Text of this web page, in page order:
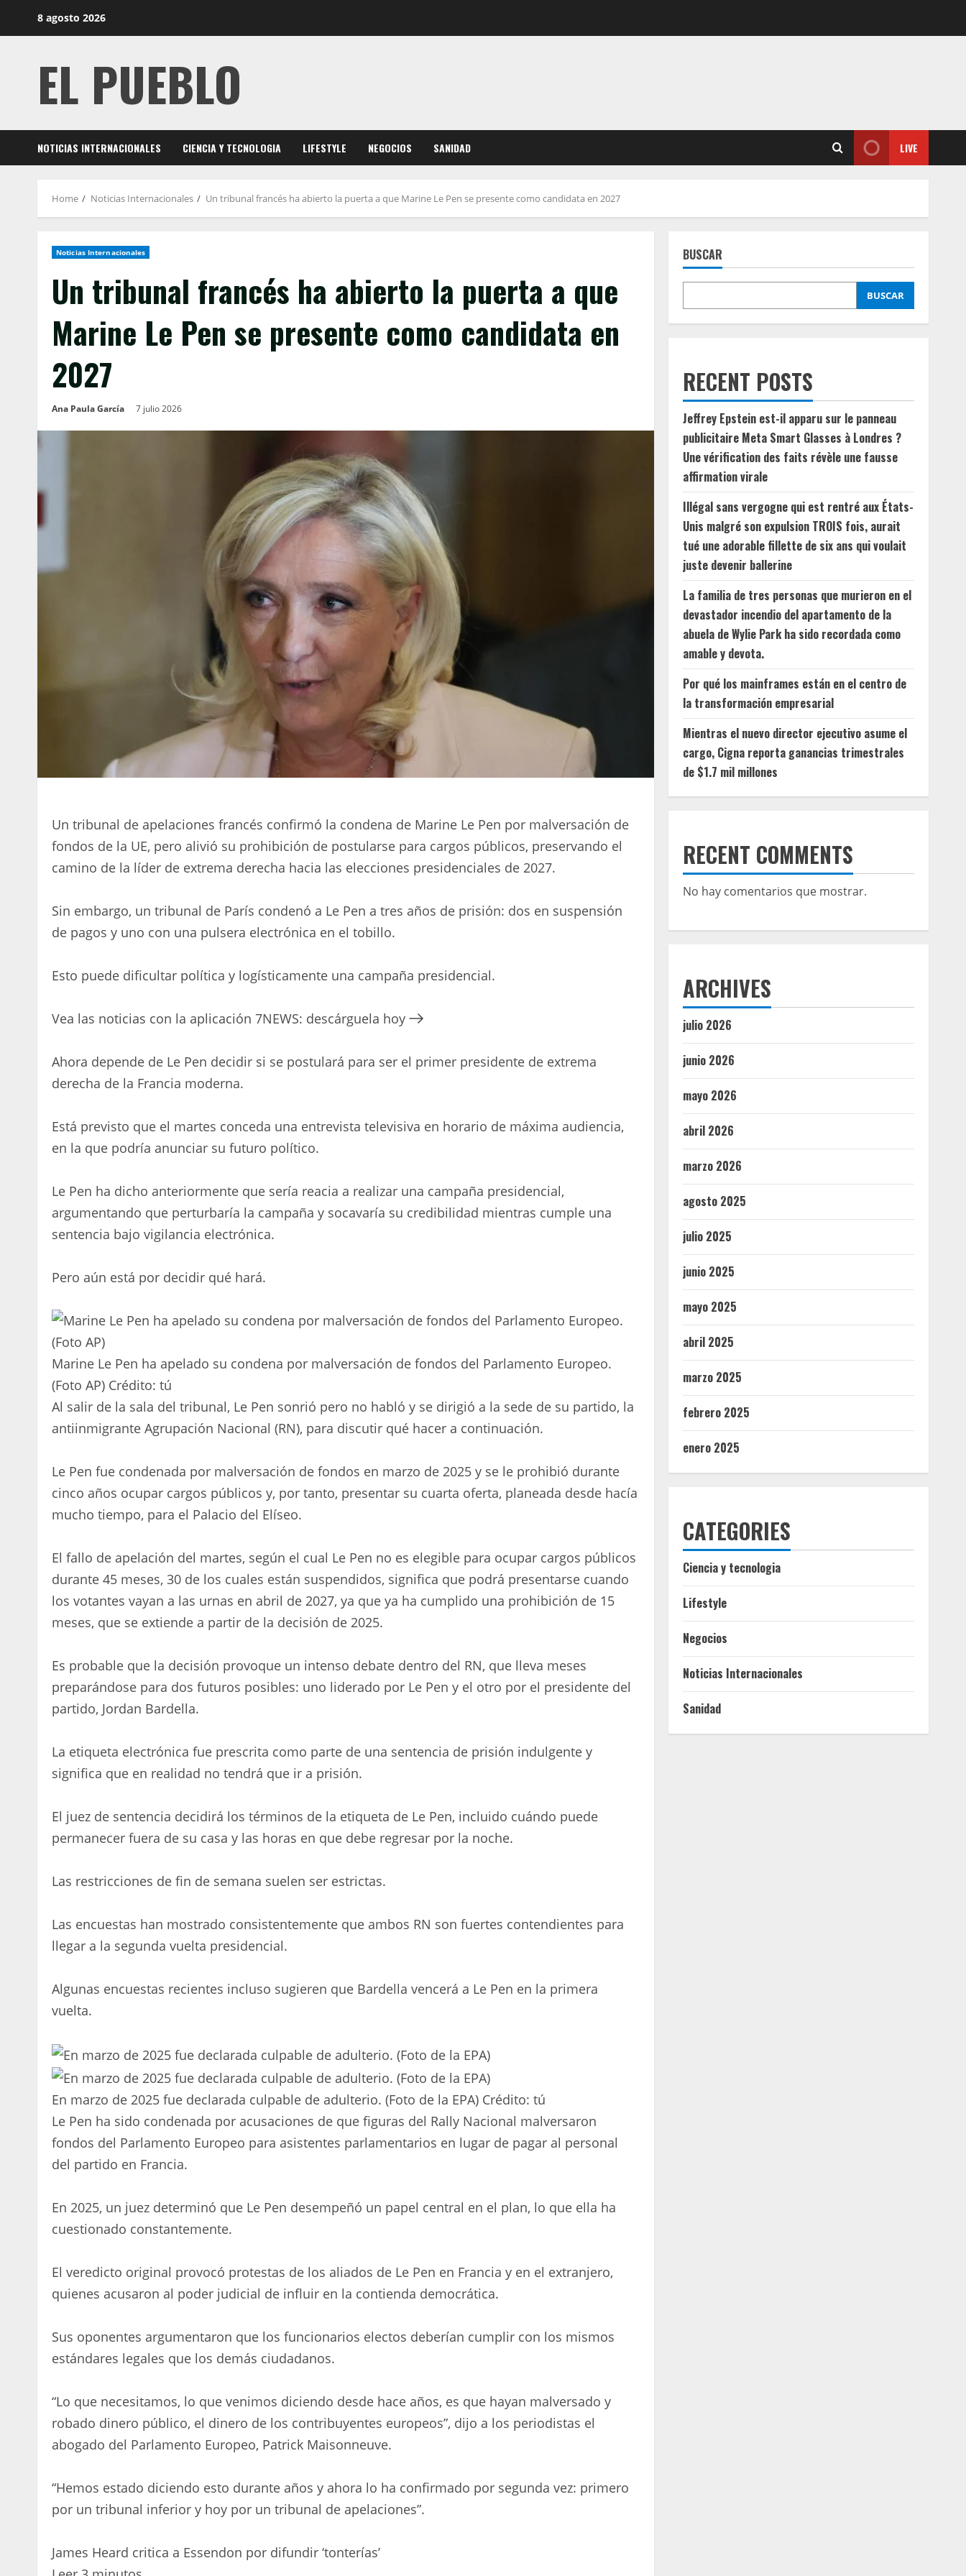
8 agosto 2026
EL PUEBLO
NOTICIAS INTERNACIONALES CIENCIA Y TECNOLOGIA LIFESTYLE NEGOCIOS SANIDAD LIVE
Home Noticias Internacionales Un tribunal francés ha abierto la puerta a que Marine Le Pen se presente como candidata en 2027
Noticias Internacionales
Un tribunal francés ha abierto la puerta a que
Marine Le Pen se presente como candidata en
2027
Ana Paula García 7 julio 2026
Un tribunal de apelaciones francés confirmó la condena de Marine Le Pen por malversación de
fondos de la UE, pero alivió su prohibición de postularse para cargos públicos, preservando el
camino de la líder de extrema derecha hacia las elecciones presidenciales de 2027.
Sin embargo, un tribunal de París condenó a Le Pen a tres años de prisión: dos en suspensión
de pagos y uno con una pulsera electrónica en el tobillo.
Esto puede dificultar política y logísticamente una campaña presidencial.
Vea las noticias con la aplicación 7NEWS: descárguela hoy
Ahora depende de Le Pen decidir si se postulará para ser el primer presidente de extrema
derecha de la Francia moderna.
Está previsto que el martes conceda una entrevista televisiva en horario de máxima audiencia,
en la que podría anunciar su futuro político.
Le Pen ha dicho anteriormente que sería reacia a realizar una campaña presidencial,
argumentando que perturbaría la campaña y socavaría su credibilidad mientras cumple una
sentencia bajo vigilancia electrónica.
Pero aún está por decidir qué hará.
Marine Le Pen ha apelado su condena por malversación de fondos del Parlamento Europeo.
(Foto AP) Crédito: tú
Al salir de la sala del tribunal, Le Pen sonrió pero no habló y se dirigió a la sede de su partido, la
antiinmigrante Agrupación Nacional (RN), para discutir qué hacer a continuación.
Le Pen fue condenada por malversación de fondos en marzo de 2025 y se le prohibió durante
cinco años ocupar cargos públicos y, por tanto, presentar su cuarta oferta, planeada desde hacía
mucho tiempo, para el Palacio del Elíseo.
El fallo de apelación del martes, según el cual Le Pen no es elegible para ocupar cargos públicos
durante 45 meses, 30 de los cuales están suspendidos, significa que podrá presentarse cuando
los votantes vayan a las urnas en abril de 2027, ya que ya ha cumplido una prohibición de 15
meses, que se extiende a partir de la decisión de 2025.
Es probable que la decisión provoque un intenso debate dentro del RN, que lleva meses
preparándose para dos futuros posibles: uno liderado por Le Pen y el otro por el presidente del
partido, Jordan Bardella.
La etiqueta electrónica fue prescrita como parte de una sentencia de prisión indulgente y
significa que en realidad no tendrá que ir a prisión.
El juez de sentencia decidirá los términos de la etiqueta de Le Pen, incluido cuándo puede
permanecer fuera de su casa y las horas en que debe regresar por la noche.
Las restricciones de fin de semana suelen ser estrictas.
Las encuestas han mostrado consistentemente que ambos RN son fuertes contendientes para
llegar a la segunda vuelta presidencial.
Algunas encuestas recientes incluso sugieren que Bardella vencerá a Le Pen en la primera
vuelta.
En marzo de 2025 fue declarada culpable de adulterio. (Foto de la EPA) Crédito: tú
Le Pen ha sido condenada por acusaciones de que figuras del Rally Nacional malversaron
fondos del Parlamento Europeo para asistentes parlamentarios en lugar de pagar al personal
del partido en Francia.
En 2025, un juez determinó que Le Pen desempeñó un papel central en el plan, lo que ella ha
cuestionado constantemente.
El veredicto original provocó protestas de los aliados de Le Pen en Francia y en el extranjero,
quienes acusaron al poder judicial de influir en la contienda democrática.
Sus oponentes argumentaron que los funcionarios electos deberían cumplir con los mismos
estándares legales que los demás ciudadanos.
“Lo que necesitamos, lo que venimos diciendo desde hace años, es que hayan malversado y
robado dinero público, el dinero de los contribuyentes europeos”, dijo a los periodistas el
abogado del Parlamento Europeo, Patrick Maisonneuve.
“Hemos estado diciendo esto durante años y ahora lo ha confirmado por segunda vez: primero
por un tribunal inferior y hoy por un tribunal de apelaciones”.
James Heard critica a Essendon por difundir ‘tonterías’
BUSCAR
BUSCAR
RECENT POSTS
Jeffrey Epstein est-il apparu sur le panneau
publicitaire Meta Smart Glasses à Londres ?
Une vérification des faits révèle une fausse
affirmation virale
Illégal sans vergogne qui est rentré aux États-
Unis malgré son expulsion TROIS fois, aurait
tué une adorable fillette de six ans qui voulait
juste devenir ballerine
La familia de tres personas que murieron en el
devastador incendio del apartamento de la
abuela de Wylie Park ha sido recordada como
amable y devota.
Por qué los mainframes están en el centro de
la transformación empresarial
Mientras el nuevo director ejecutivo asume el
cargo, Cigna reporta ganancias trimestrales
de $1.7 mil millones
RECENT COMMENTS
No hay comentarios que mostrar.
ARCHIVES
julio 2026
junio 2026
mayo 2026
abril 2026
marzo 2026
agosto 2025
julio 2025
junio 2025
mayo 2025
abril 2025
marzo 2025
febrero 2025
enero 2025
CATEGORIES
Ciencia y tecnologia
Lifestyle
Negocios
Noticias Internacionales
Sanidad